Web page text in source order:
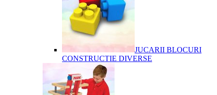
JUCARII BLOCURI
CONSTRUCTIE DIVERSE